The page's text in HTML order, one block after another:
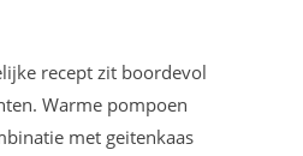
recept zit boordevol
Warme pompoen
met geitenkaas